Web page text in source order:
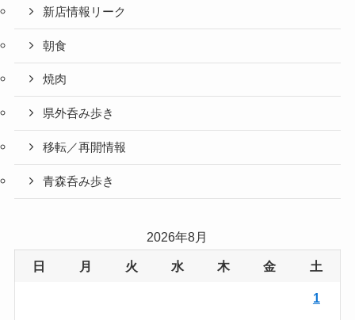
新店情報リーク
朝食
焼肉
県外呑み歩き
移転／再開情報
青森呑み歩き
2026年8月
日 月 火 水 木 金 土
1